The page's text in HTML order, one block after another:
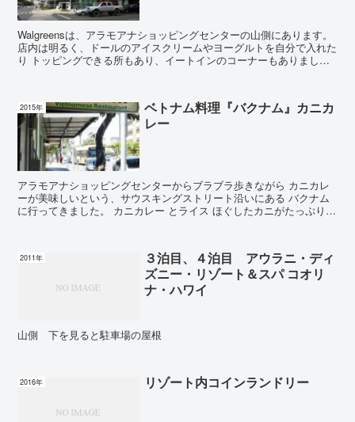
Walgreensは、アラモアナショッピングセンターの山側にあります。
店内は明るく、ドールのアイスクリームやヨーグルトを自分で入れた
り トッピングできる所もあり、イートインのコーナーもありまし
2015年
ベトナム料理『バクナム』カニカ
レー
アラモアナショッピングセンターからブラブラ歩きながら カニカレ
ーが美味しいという、サウスキングストリート沿いにある バクナム
に行ってきました。 カニカレー とライス ほぐしたカニがたっぷり、
2011年
３泊目、４泊目 アウラニ・ディ
ズニー・リゾート＆スパ コオリ
ナ・ハワイ
山側 下を見ると駐車場の屋根
2016年 リゾート内コインランドリー